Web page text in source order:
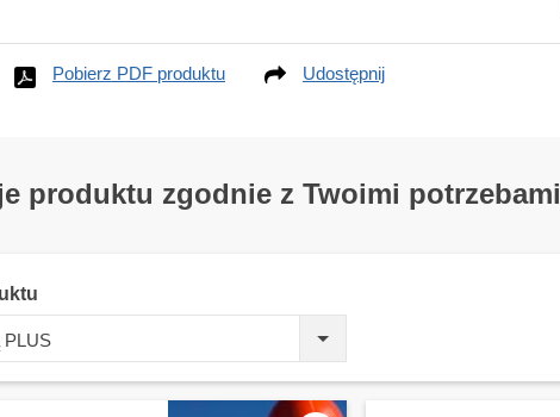
Pobierz PDF produktu Udostępnij
produktu zgodnie z Twoimi potrzebami
PLUS